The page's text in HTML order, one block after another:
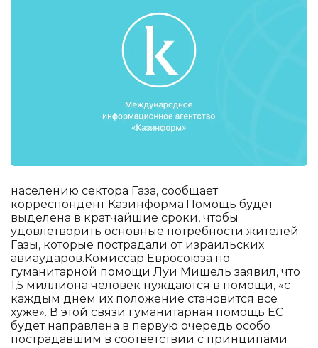
населению сектора Газа, сообщает
корреспондент Казинформа.Помощь будет
выделена в кратчайшие сроки, чтобы
удовлетворить основные потребности жителей
Газы, которые пострадали от израильских
авиаударов.Комиссар Евросоюза по
гуманитарной помощи Луи Мишель заявил, что
1,5 миллиона человек нуждаются в помощи, «с
каждым днем их положение становится все
хуже». В этой связи гуманитарная помощь ЕС
будет направлена в первую очередь особо
пострадавшим в соответствии с принципами